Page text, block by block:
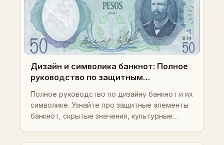
Дизайн и символика банкнот: Полное
руководство по защитным
инвестиционной ценности
Полное руководство по дизайну банкнот и их
символике. Узнайте про защитные элементы
банкнот, скрытые значения, культурные